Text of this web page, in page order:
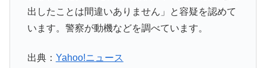
出したことは間違いありません」と容疑を認めて
います。警察が動機などを調べています。
出典： Yahoo!ニュース